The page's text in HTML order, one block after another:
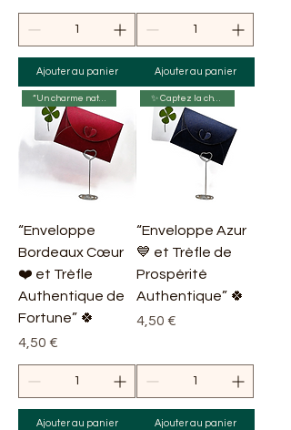
Ajouter au panier Ajouter au panier
“Un charme naturel”
“Enveloppe
Bordeaux Cœur
❤️ et Trèfle
Authentique de
Fortune” 🍀
Prix
4,50 €
Ajouter au panier
✨ Captez la chance ! 🍀
“Enveloppe Azur
💙 et Trèfle de
Prospérité
Authentique” 🍀
Prix
4,50 €
Ajouter au panier